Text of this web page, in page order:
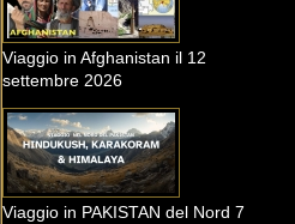
Viaggio in Afghanistan il 12
settembre 2026
Viaggio in PAKISTAN del Nord 7